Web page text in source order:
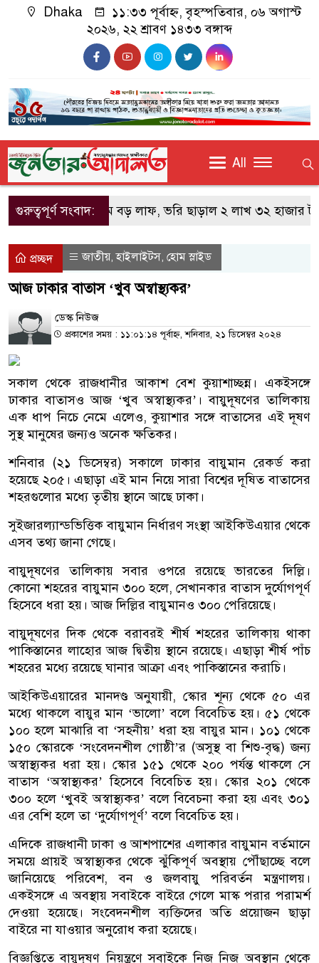
Dhaka
১১:৩৩ পূর্বাহ্ন, বৃহস্পতিবার, ০৬ অগাস্ট
২০২৬, ২২ শ্রাবণ ১৪৩৩ বঙ্গাব্দ
All
গুরুত্বপূর্ণ সংবাদ:
স্বর্ণের দামে বড় লাফ, ভরি ছাড়াল ২ লাখ ৩২ হাজার টাকা
প্রচ্ছদ জাতীয়,হাইলাইটস, হোম স্লাইড
আজ ঢাকার বাতাস ‘খুব অস্বাস্থ্যকর’
ডেস্ক নিউজ
প্রকাশের সময় : ১১:০১:১৪ পূর্বাহ্ন, শনিবার, ২১ ডিসেম্বর ২০২৪
সকাল থেকে রাজধানীর আকাশ বেশ কুয়াশাচ্ছন্ন। একইসঙ্গে
ঢাকার বাতাসও আজ ‘খুব অস্বাস্থ্যকর’। বায়ুদূষণের তালিকায়
এক ধাপ নিচে নেমে এলেও, কুয়াশার সঙ্গে বাতাসের এই দূষণ
সুস্থ মানুষের জন্যও অনেক ক্ষতিকর।
শনিবার (২১ ডিসেম্বর) সকালে ঢাকার বায়ুমান রেকর্ড করা
হয়েছে ২০৫। এছাড়া এই মান নিয়ে সারা বিশ্বের দূষিত বাতাসের
শহরগুলোর মধ্যে তৃতীয় স্থানে আছে ঢাকা।
সুইজারল্যান্ডভিত্তিক বায়ুমান নির্ধারণ সংস্থা আইকিউএয়ার থেকে
এসব তথ্য জানা গেছে।
বায়ুদূষণের তালিকায় সবার ওপরে রয়েছে ভারতের দিল্লি।
কোনো শহরের বায়ুমান ৩০০ হলে, সেখানকার বাতাস দুর্যোগপূর্ণ
হিসেবে ধরা হয়। আজ দিল্লির বায়ুমানও ৩০০ পেরিয়েছে।
বায়ুদূষণের দিক থেকে বরাবরই শীর্ষ শহরের তালিকায় থাকা
পাকিস্তানের লাহোর আজ দ্বিতীয় স্থানে রয়েছে। এছাড়া শীর্ষ পাঁচ
শহরের মধ্যে রয়েছে ঘানার আক্রা এবং পাকিস্তানের করাচি।
আইকিউএয়ারের মানদণ্ড অনুযায়ী, স্কোর শূন্য থেকে ৫০ এর
মধ্যে থাকলে বায়ুর মান ‘ভালো’ বলে বিবেচিত হয়। ৫১ থেকে
১০০ হলে মাঝারি বা ‘সহনীয়’ ধরা হয় বায়ুর মান। ১০১ থেকে
১৫০ স্কোরকে ‘সংবেদনশীল গোষ্ঠী’র (অসুস্থ বা শিশু-বৃদ্ধ) জন্য
অস্বাস্থ্যকর ধরা হয়। স্কোর ১৫১ থেকে ২০০ পর্যন্ত থাকলে সে
বাতাস ‘অস্বাস্থ্যকর’ হিসেবে বিবেচিত হয়। স্কোর ২০১ থেকে
৩০০ হলে ‘খুবই অস্বাস্থ্যকর’ বলে বিবেচনা করা হয় এবং ৩০১
এর বেশি হলে তা ‘দুর্যোগপূর্ণ’ বলে বিবেচিত হয়।
এদিকে রাজধানী ঢাকা ও আশপাশের এলাকার বায়ুমান বর্তমানে
সময়ে প্রায়ই অস্বাস্থ্যকর থেকে ঝুঁকিপূর্ণ অবস্থায় পৌঁছাচ্ছে বলে
জানিয়েছে পরিবেশ, বন ও জলবায়ু পরিবর্তন মন্ত্রণালয়।
একইসঙ্গে এ অবস্থায় সবাইকে বাইরে গেলে মাস্ক পরার পরামর্শ
দেওয়া হয়েছে। সংবেদনশীল ব্যক্তিদের অতি প্রয়োজন ছাড়া
বাইরে না যাওয়ার অনুরোধ করা হয়েছে।
বিজ্ঞপ্তিতে বায়ুদূষণ নিয়ন্ত্রণে সবাইকে নিজ নিজ অবস্থান থেকে